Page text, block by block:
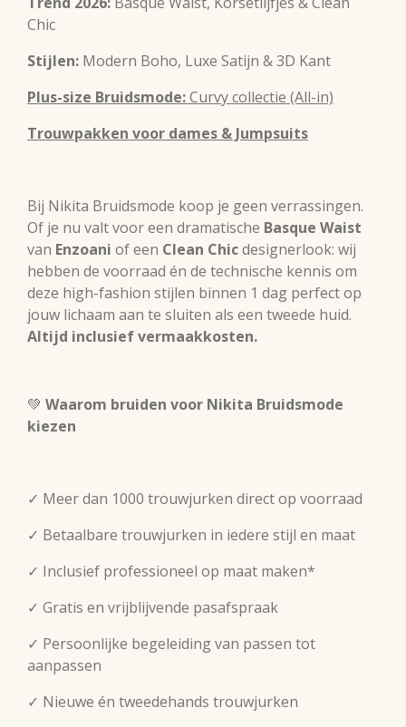
Chic
Stijlen: Modern Boho, Luxe Satijn & 3D Kant
Plus-size Bruidsmode:Curvy collectie (All-in)
Trouwpakken voor dames & Jumpsuits
Bij Nikita Bruidsmode koop je geen verrassingen.
Of je nu valt voor een dramatische Basque Waist
van Enzoani of een Clean Chicdesignerlook: wij
hebben de voorraad én de technische kennis om
deze high-fashion stijlen binnen 1 dag perfect op
jouw lichaam aan te sluiten als een tweede huid.
Altijd inclusief vermaakkosten.
💚 Waarom bruiden voor Nikita Bruidsmode
kiezen
✓ Meer dan 1000 trouwjurken direct op voorraad
✓ Betaalbare trouwjurken in iedere stijl en maat
✓ Inclusief professioneel op maat maken*
✓ Gratis en vrijblijvende pasafspraak
✓ Persoonlijke begeleiding van passen tot
aanpassen
✓ Nieuwe én tweedehands trouwjurken